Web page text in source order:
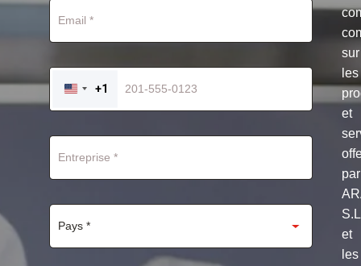
UNITED
STATES
+1
sur
les
et
par
et
les